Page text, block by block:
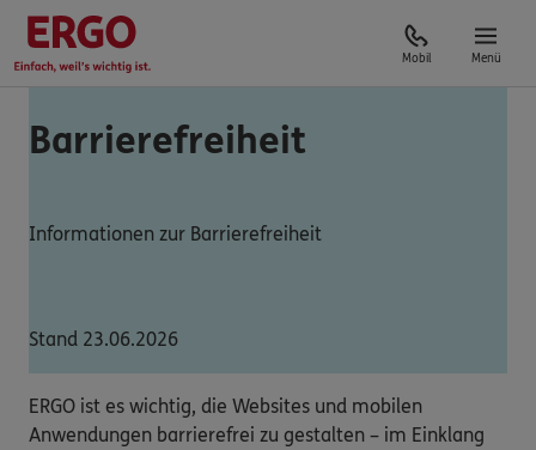
Mobil Menü
Barrierefreiheit
Informationen zur Barrierefreiheit
Stand 23.06.2026
ERGO ist es wichtig, die Websites und mobilen
Anwendungen barrierefrei zu gestalten – im Einklang